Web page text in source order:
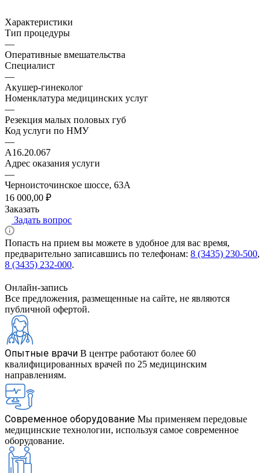
Характеристики
Тип процедуры
—
Оперативные вмешательства
Специалист
—
Акушер-гинеколог
Номенклатура медицинских услуг
—
Резекция малых половых губ
Код услуги по НМУ
—
A16.20.067
Адрес оказания услуги
—
Черноисточинское шоссе, 63А
16 000,00 ₽
Заказать
Задать вопрос
Попасть на прием вы можете в удобное для вас время,
предварительно записавшись по телефонам: 8 (3435) 230-500,
8 (3435) 232-000.
Онлайн-запись
Все предложения, размещенные на сайте, не являются
публичной офертой.
Опытные врачи В центре работают более 60
квалифицированных врачей по 25 медицинским
направлениям.
Современное оборудование Мы применяем передовые
медицинские технологии, используя самое современное
оборудование.